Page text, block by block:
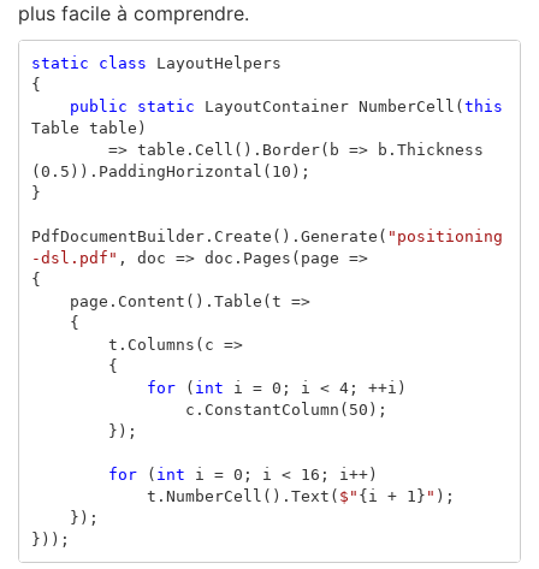
plus facile à comprendre.
static class
LayoutHelpers
{
public
static LayoutContainer NumberCell ( this
Table table )
=> table . Cell (). Border( b => b . Thickness
( 0.5 )). PaddingHorizontal ( 10 );
}
PdfDocumentBuilder. Create (). Generate ( "positioning
-dsl.pdf" , doc => doc . Pages ( page =>
{
page . Content (). Table ( t =>
{
t . Columns ( c =>
{
for
( int i = 0 ; i < 4; ++i )
c . ConstantColumn ( 50 );
});
for ( int i = 0 ; i < 16 ; i ++)
t . NumberCell (). Text ( $" { i + 1 } " );
});
}));